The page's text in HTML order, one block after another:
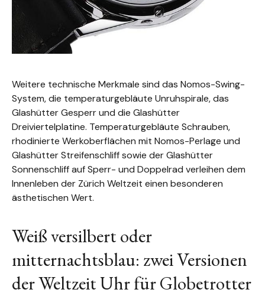
Weitere technische Merkmale sind das Nomos-Swing-
System, die temperaturgebläute Unruhspirale, das
Glashütter Gesperr und die Glashütter
Dreiviertelplatine. Temperaturgebläute Schrauben,
rhodinierte Werkoberflächen mit Nomos-Perlage und
Glashütter Streifenschliff sowie der Glashütter
Sonnenschliff auf Sperr- und Doppelrad verleihen dem
Innenleben der Zürich Weltzeit einen besonderen
ästhetischen Wert.
Weiß versilbert oder
mitternachtsblau: zwei Versionen
der Weltzeit Uhr für Globetrotter